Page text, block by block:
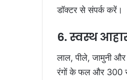
डॉक्टर से संपर्क करें।
6. स्वस्थ
लाल, पीले, जामुनी
रंगों के फल और 300 से